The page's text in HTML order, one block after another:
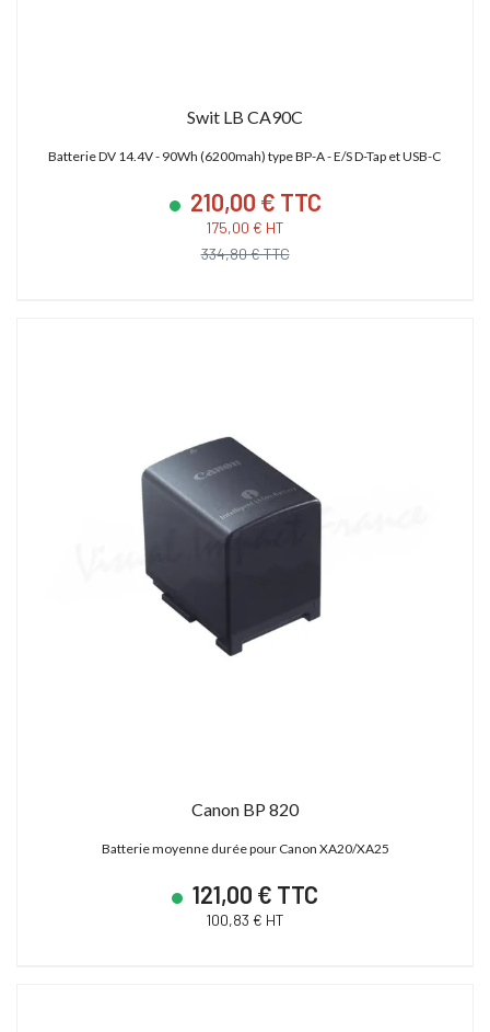
Swit LB CA90C
Batterie DV 14.4V - 90Wh (6200mah) type BP-A - E/S D-Tap et USB-C
210,00 € TTC
175,00 € HT
334,80 € TTC
Canon BP 820
Batterie moyenne durée pour Canon XA20/XA25
121,00 € TTC
100,83 € HT